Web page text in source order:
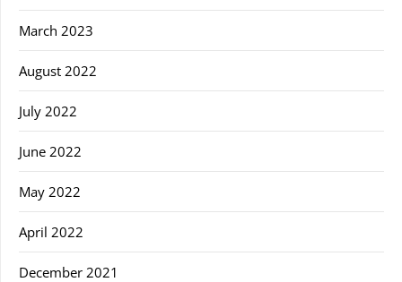
March 2023
August 2022
July 2022
June 2022
May 2022
April 2022
December 2021